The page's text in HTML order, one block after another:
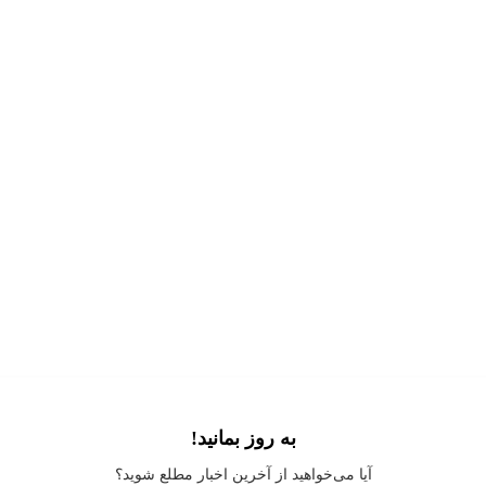
Application error: a client
-side exception has occurred while loading
به روز بمانید!
آیا می‌خواهید از آخرین اخبار مطلع شوید؟